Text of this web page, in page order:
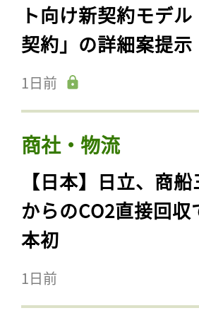
ト向け新契約モデ
契約」の詳細案提示
1日前
商社・物流
【日本】日立、商
からのCO2直接回
本初
1日前